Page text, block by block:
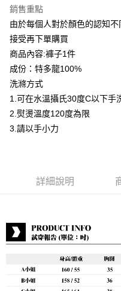
台灣樂天信用卡公司
貨到付款
運送方式
付款後全家取貨
每筆NT$80，滿NT$399(含以
付款後7-11取貨
每筆NT$80，滿NT$888(含以
貨到付款
銷售重點
由於每個人對於顏色的認知
接受再下單購買
商品內容:褲子1件
成份：特多龍100%
洗滌方式
1.可在水溫攝氏30度C以下手
2.熨燙溫度120度為限
3.請以手小力
詳細說明